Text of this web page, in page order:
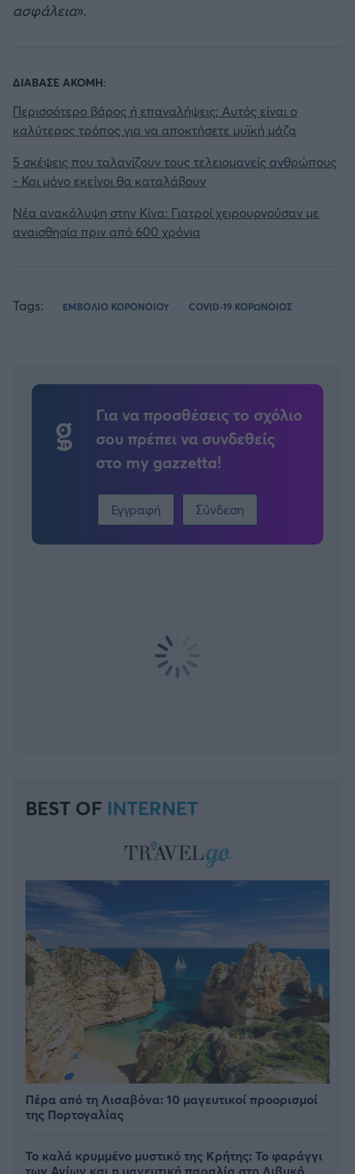
ασφάλεια».
ΔΙΑΒΑΣΕ ΑΚΟΜΗ:
Περισσότερο βάρος ή επαναλήψεις; Αυτός είναι ο
καλύτερος τρόπος για να αποκτήσετε μυϊκή μάζα
5 σκέψεις που ταλανίζουν τους τελειομανείς ανθρώπους
- Και μόνο εκείνοι θα καταλάβουν
Νέα ανακάλυψη στην Κίνα: Γιατροί χειρουργούσαν με
αναισθησία πριν από 600 χρόνια
Tags: ΕΜΒΟΛΙΟ ΚΟΡΟΝΟΙΟΥ COVID-19 ΚΟΡΩΝΟΙΟΣ
Για να προσθέσεις το σχόλιο
σου πρέπει να συνδεθείς
στο my gazzetta!
Εγγραφή Σύνδεση
BEST OF INTERNET
Πέρα από τη Λισαβόνα: 10 μαγευτικοί προορισμοί
της Πορτογαλίας
Το καλά κρυμμένο μυστικό της Κρήτης: Το φαράγγι
των Αγίων και η μαγευτική παραλία στο Λιβυκό